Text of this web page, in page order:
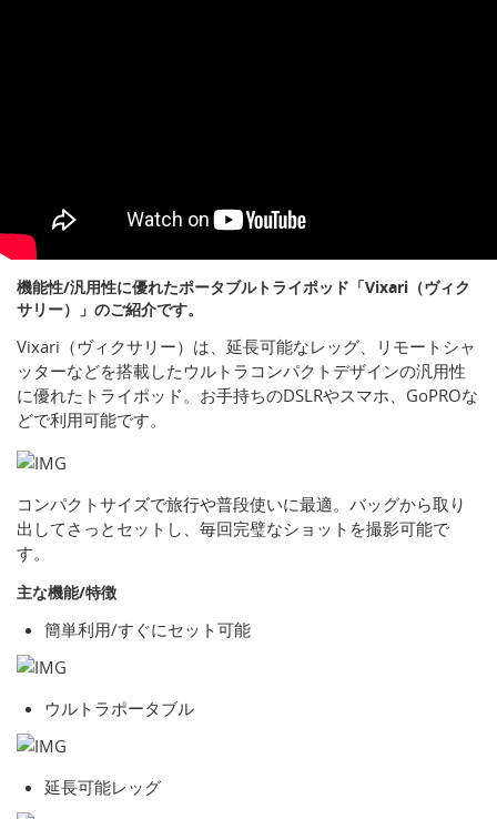
機能性/汎用性に優れたポータブルトライポッド「Vixari（ヴィク
サリー）」のご紹介です。
Vixari（ヴィクサリー）は、延長可能なレッグ、リモートシャ
ッターなどを搭載したウルトラコンパクトデザインの汎用性
に優れたトライポッド。お手持ちのDSLRやスマホ、GoPROな
どで利用可能です。
コンパクトサイズで旅行や普段使いに最適。バッグから取り
出してさっとセットし、毎回完璧なショットを撮影可能で
す。
主な機能/特徴
簡単利用/すぐにセット可能
ウルトラポータブル
延長可能レッグ